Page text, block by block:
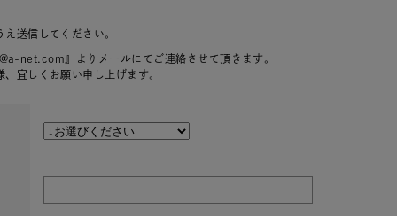
送信してください。
net.com』よりメールにてご連絡させて頂きます。
宜しくお願い申し上げます。